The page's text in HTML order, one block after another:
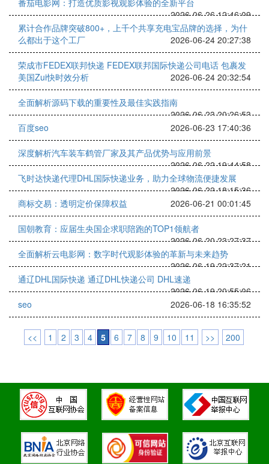
番茄电影网：打造优质影视观影体验的全新平台
2026-06-26 12:46:09
累计合作品牌突破800+，上千个共享充电宝品牌的选择，为什
么都出于这个工厂
2026-06-24 20:27:38
‌荣成市FEDEX联邦快递 FEDEX联邦国际快递公司电话 包裹发
美国Zui快时效分析
2026-06-24 20:32:54
全面解析源码下载的重要性及最佳实践指南
2026-06-23 20:26:53
百度seo
2026-06-23 17:40:36
深度解析汽车装车鹤管厂家及其产品优势与应用前景
2026-06-22 19:44:58
飞时达快递代理DHL国际快递业务，助力全球物流便捷发展
2026-06-22 18:15:36
商标交易：透明定价保障权益
2026-06-21 00:01:45
国朝教育：应届生央国企求职陪跑的TOP1领航者
2026-06-20 23:27:37
全面解析云电影网：数字时代观影体验的革新与未来趋势
2026-06-19 22:37:21
通辽DHL国际快递 通辽DHL快递公司 DHL速递
2026-06-19 20:55:06
seo
2026-06-18 16:35:52
<< 1 2 3 4 5 6 7 8 9 10 11 >> 200